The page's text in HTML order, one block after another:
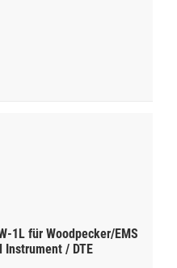
1L für Woodpecker/EMS
Instrument / DTE